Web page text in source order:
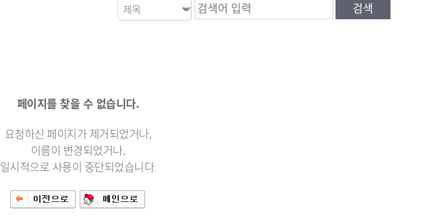
페이지를 찾을 수 없습니다.
요청하신 페이지가 제거되었거나,
이름이 변경되었거나,
일시적으로 사용이 중단되었습니다.